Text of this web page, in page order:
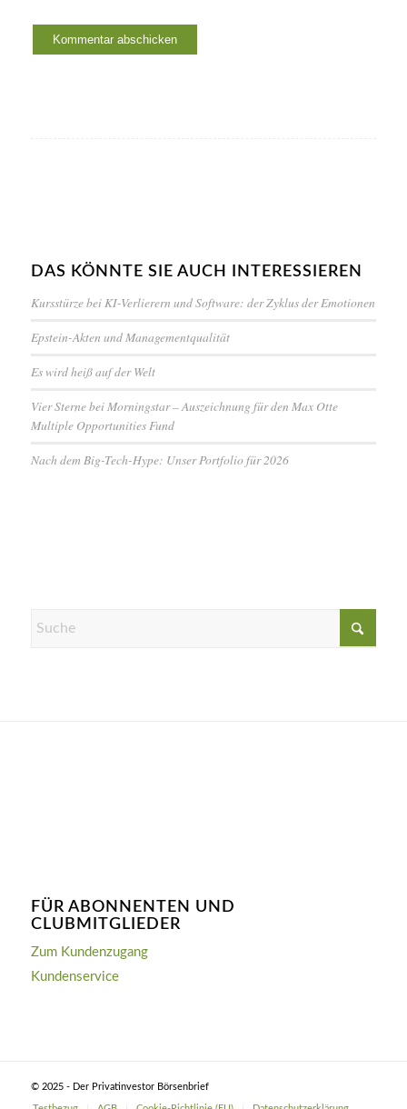
DAS KÖNNTE SIE AUCH INTERESSIEREN
Kursstürze bei KI-Verlierern und Software: der Zyklus der Emotionen
Epstein-Akten und Managementqualität
Es wird heiß auf der Welt
Vier Sterne bei Morningstar – Auszeichnung für den Max Otte
Multiple Opportunities Fund
Nach dem Big-Tech-Hype: Unser Portfolio für 2026
FÜR ABONNENTEN UND
CLUBMITGLIEDER
Zum Kundenzugang
Kundenservice
© 2025 - Der Privatinvestor Börsenbrief